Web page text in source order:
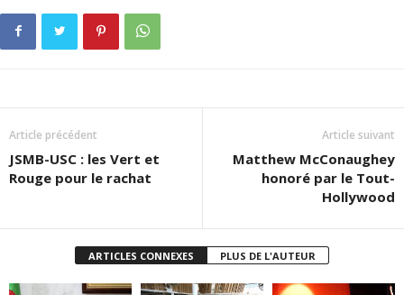
Article précédent
JSMB-USC : les Vert et
Rouge pour le rachat
Article suivant
Matthew McConaughey
honoré par le Tout-
Hollywood
ARTICLES CONNEXES PLUS DE L'AUTEUR